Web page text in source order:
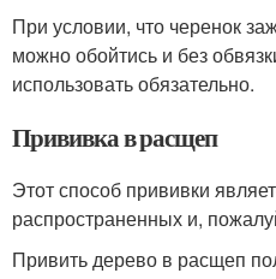
При условии, что черенок
можно обойтись и без
использовать обязательно.
Прививка в расщеп
Этот способ прививки
распространенных и,
Привить дерево в расщеп